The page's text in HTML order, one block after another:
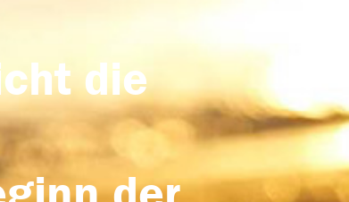
die